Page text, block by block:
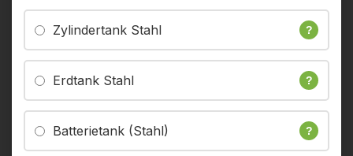
Zylindertank Stahl ?
Erdtank Stahl ?
Batterietank (Stahl) ?